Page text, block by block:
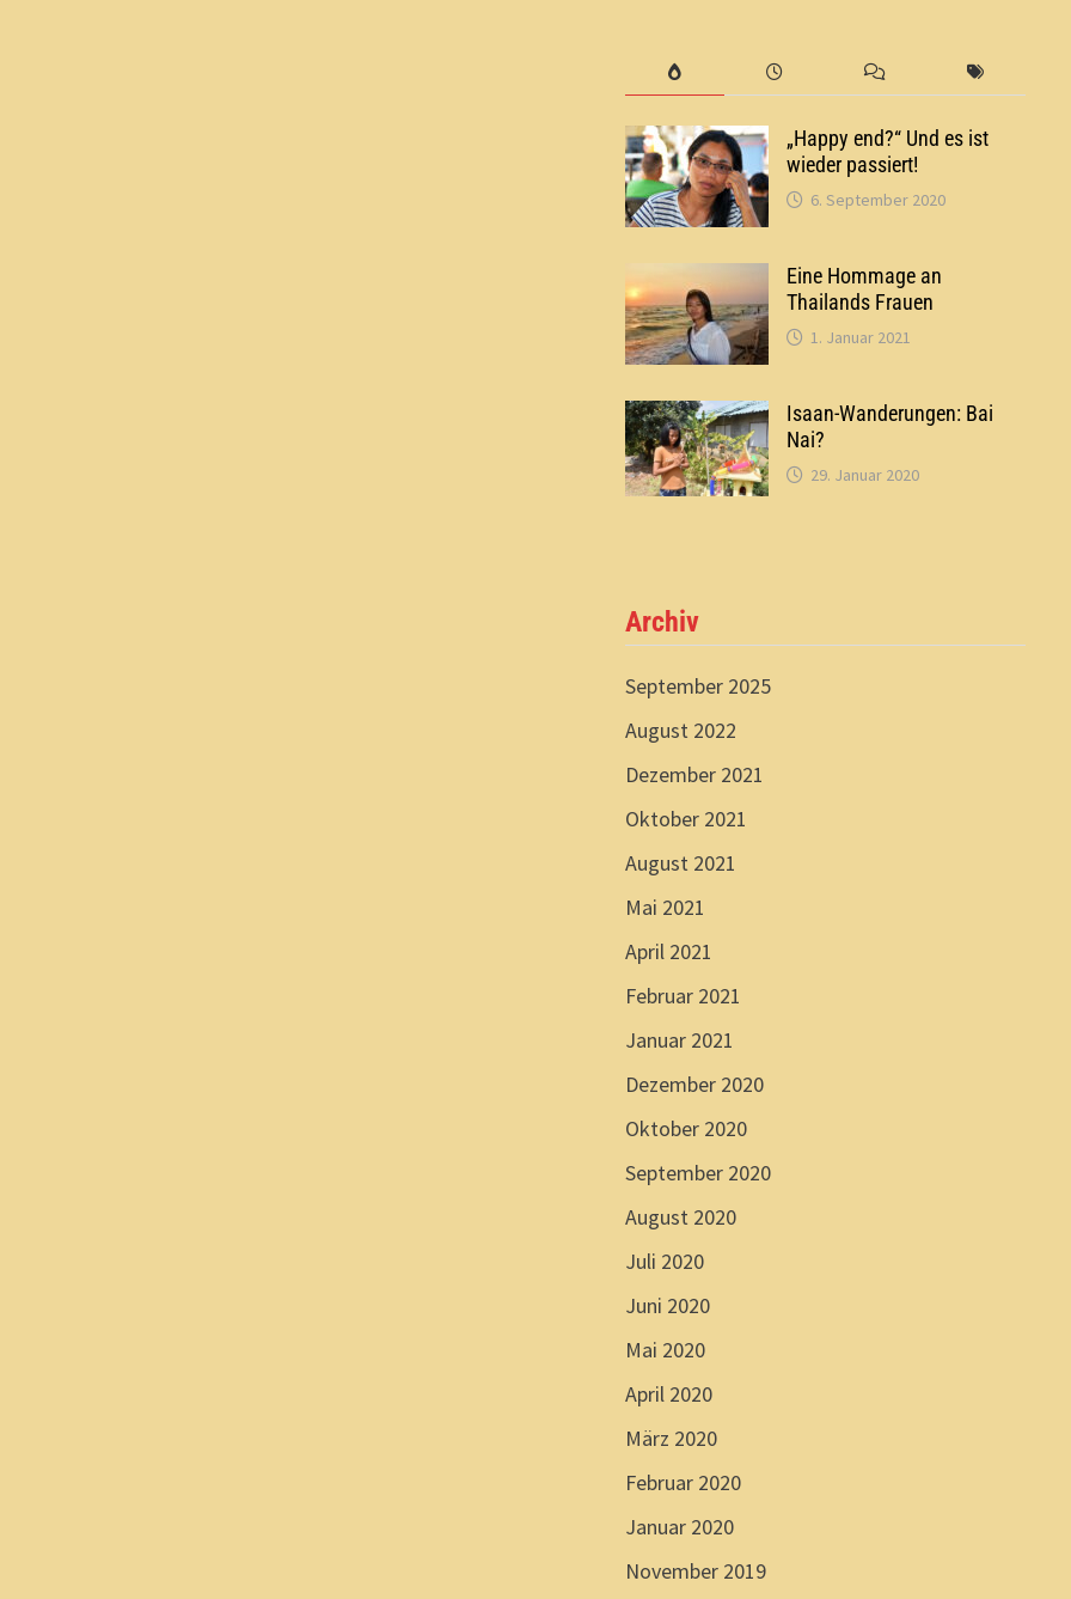
„Happy end?“ Und es ist
wieder passiert!
6. September 2020
Eine Hommage an
Thailands Frauen
1. Januar 2021
Isaan-Wanderungen: Bai
Nai?
29. Januar 2020
Archiv
September 2025
August 2022
Dezember 2021
Oktober 2021
August 2021
Mai 2021
April 2021
Februar 2021
Januar 2021
Dezember 2020
Oktober 2020
September 2020
August 2020
Juli 2020
Juni 2020
Mai 2020
April 2020
März 2020
Februar 2020
Januar 2020
November 2019